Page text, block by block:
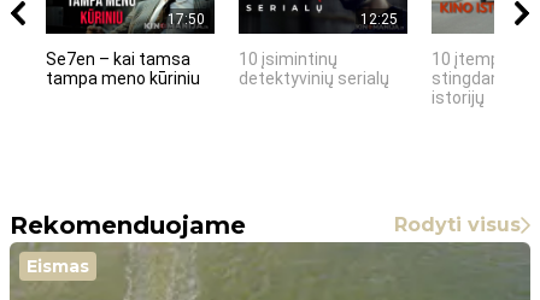
17:50
Se7en – kai tamsa
tampa meno kūriniu
12:25
10 įsimintinų
detektyvinių serialų
10 įtemptų,
stingdančių
istorijų
Rekomenduojame Rodyti visus
Eismas